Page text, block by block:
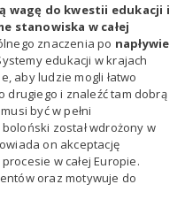
wagę do kwestii edukacji i
stanowiska w całej
znaczenia po napływie
edukacji w krajach
aby ludzie mogli łatwo
drugiego i znaleźć tam dobrą
być w pełni
został wdrożony w
on akceptację
w całej Europie.
oraz motywuje do